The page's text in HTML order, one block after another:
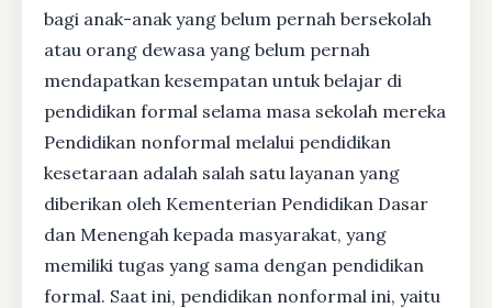
bagi anak-anak yang belum pernah bersekolah
atau orang dewasa yang belum pernah
mendapatkan kesempatan untuk belajar di
pendidikan formal selama masa sekolah mereka
Pendidikan nonformal melalui pendidikan
kesetaraan adalah salah satu layanan yang
diberikan oleh Kementerian Pendidikan Dasar
dan Menengah kepada masyarakat, yang
memiliki tugas yang sama dengan pendidikan
formal. Saat ini, pendidikan nonformal ini, yaitu